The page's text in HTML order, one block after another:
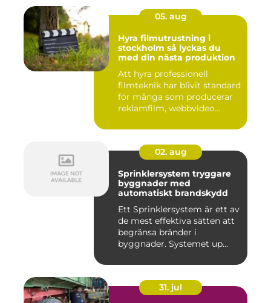
05. aug
Hyra filmutrustning i
stockholm så lyckas du
med din nästa produktion
Att hyra professionell
filmteknik har blivit standard
för många som producerar
reklamfilm, webbvideo...
02. aug
Sprinklersystem tryggare
byggnader med
automatiskt brandskydd
Ett Sprinklersystem är ett av
de mest effektiva sätten att
begränsa bränder i
byggnader. Systemet up...
31. jul